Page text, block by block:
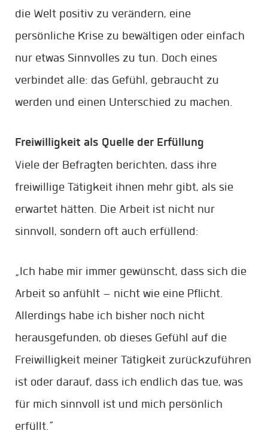
die Welt positiv zu verändern, eine
persönliche Krise zu bewältigen oder einfach
nur etwas Sinnvolles zu tun. Doch eines
verbindet alle: das Gefühl, gebraucht zu
werden und einen Unterschied zu machen.
Freiwilligkeit als Quelle der Erfüllung
Viele der Befragten berichten, dass ihre
freiwillige Tätigkeit ihnen mehr gibt, als sie
erwartet hätten. Die Arbeit ist nicht nur
sinnvoll, sondern oft auch erfüllend:
„Ich habe mir immer gewünscht, dass sich die
Arbeit so anfühlt – nicht wie eine Pflicht.
Allerdings habe ich bisher noch nicht
herausgefunden, ob dieses Gefühl auf die
Freiwilligkeit meiner Tätigkeit zurückzuführen
ist oder darauf, dass ich endlich das tue, was
für mich sinnvoll ist und mich persönlich
erfüllt.“